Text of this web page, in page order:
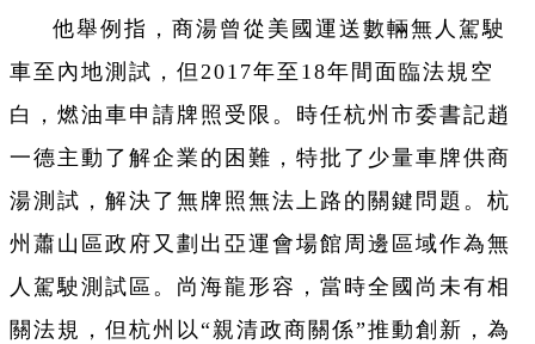
他舉例指，商湯曾從美國運送數輛無人駕駛
車至內地測試，但2017年至18年間面臨法規空
白，燃油車申請牌照受限。時任杭州市委書記趙
一德主動了解企業的困難，特批了少量車牌供商
湯測試，解決了無牌照無法上路的關鍵問題。杭
州蕭山區政府又劃出亞運會場館周邊區域作為無
人駕駛測試區。尚海龍形容，當時全國尚未有相
關法規，但杭州以“親清政商關係”推動創新，為